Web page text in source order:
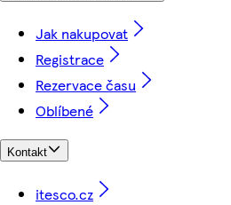
Jak nakupovat
Registrace
Rezervace času
Oblíbené
Kontakt
itesco.cz